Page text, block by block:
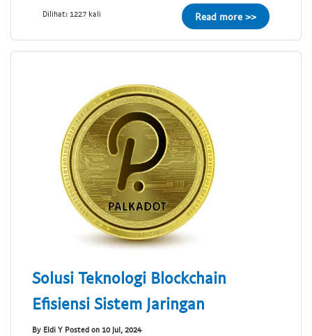
Dilihat: 1227 kali Read more >>
Solusi Teknologi Blockchain
Efisiensi Sistem Jaringan
By Eldi Y Posted on 10 Jul, 2024